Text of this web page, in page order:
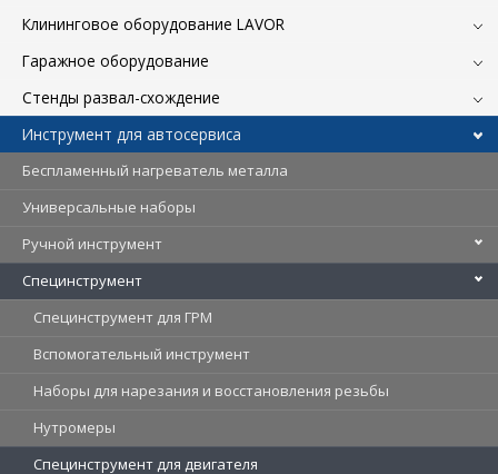
Клининговое оборудование LAVOR
Гаражное оборудование
Стенды развал-схождение
Инструмент для автосервиса
Беспламенный нагреватель металла
Универсальные наборы
Ручной инструмент
Специнструмент
Специнструмент для ГРМ
Вспомогательный инструмент
Наборы для нарезания и восстановления резьбы
Нутромеры
Специнструмент для двигателя